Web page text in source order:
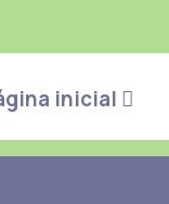
inicial